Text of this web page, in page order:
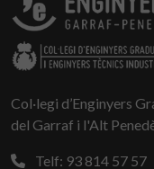
Col·legi d’Enginyers
del Garraf i l'Alt
Telf: 93 814 57 57